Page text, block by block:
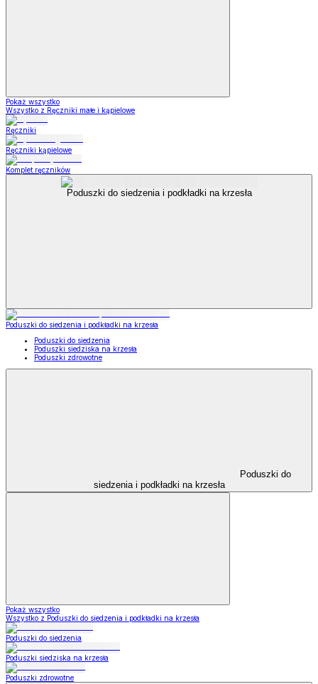
Pokaż wszystko
Wszystko z Ręczniki małe i kąpielowe
Ręczniki
Ręczniki kąpielowe
Komplet ręczników
Poduszki do siedzenia i podkładki na krzesła
Poduszki do siedzenia i podkładki na krzesła
Poduszki do siedzenia
Poduszki siedziska na krzesła
Poduszki zdrowotne
Poduszki do
siedzenia i podkładki na krzesła
Pokaż wszystko
Wszystko z Poduszki do siedzenia i podkładki na krzesła
Poduszki do siedzenia
Poduszki siedziska na krzesła
Poduszki zdrowotne